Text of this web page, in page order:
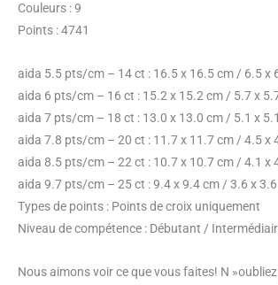
Couleurs : 9
Points : 4741
aida 5.5 pts/cm – 14 ct : 16.5 x 16.5 cm / 6.5 x
aida 6 pts/cm – 16 ct : 15.2 x 15.2 cm / 5.7 x
aida 7 pts/cm – 18 ct : 13.0 x 13.0 cm / 5.1 x
aida 7.8 pts/cm – 20 ct : 11.7 x 11.7 cm / 4.5 x
aida 8.5 pts/cm – 22 ct : 10.7 x 10.7 cm / 4.1 x
aida 9.7 pts/cm – 25 ct : 9.4 x 9.4 cm / 3.6 x 3.6
Types de points : Points de croix uniquement
Niveau de compétence : Débutant /
Nous aimons voir ce que vous faites! N